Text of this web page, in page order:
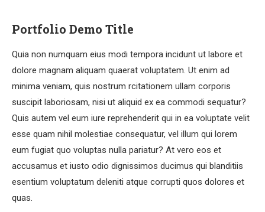
Portfolio Demo Title
Quia non numquam eius modi tempora incidunt ut labore et
dolore magnam aliquam quaerat voluptatem. Ut enim ad
minima veniam, quis nostrum rcitationem ullam corporis
suscipit laboriosam, nisi ut aliquid ex ea commodi sequatur?
Quis autem vel eum iure reprehenderit qui in ea voluptate velit
esse quam nihil molestiae consequatur, vel illum qui lorem
eum fugiat quo voluptas nulla pariatur? At vero eos et
accusamus et iusto odio dignissimos ducimus qui blanditiis
esentium voluptatum deleniti atque corrupti quos dolores et
quas.